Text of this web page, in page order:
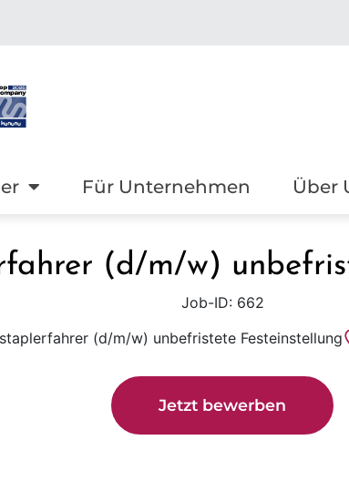
Für Unternehmen Über
(d/m/w)
Job-ID: 662
(d/m/w) unbefristete Festeinstellung
Jetzt bewerben